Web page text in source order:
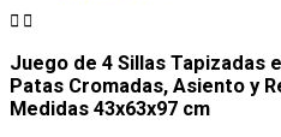
 
Juego de 4 Sillas Tapizadas
Patas Cromadas, Asiento y
Medidas 43x63x97 cm